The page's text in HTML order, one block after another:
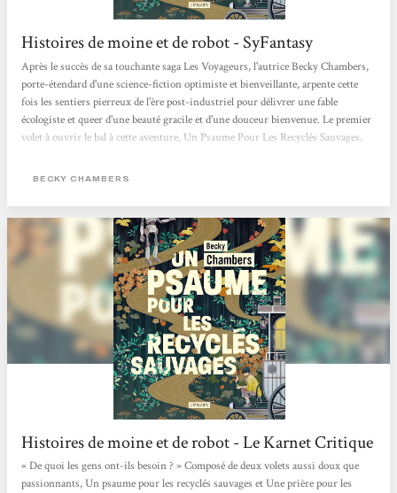
Histoires de moine et de robot - SyFantasy
Après le succès de sa touchante saga Les Voyageurs, l'autrice Becky Chambers,
porte-étendard d'une science-fiction optimiste et bienveillante, arpente cette
fois les sentiers pierreux de l'ère post-industriel pour délivrer une fable
écologiste et queer d'une beauté gracile et d'une douceur bienvenue. Le premier
volet à ouvrir le bal à cette aventure, Un Psaume Pour Les Recyclés Sauvages,
n'a jamais été aussi bien représenté que sous la plume de Chambers. L'altérité
BECKY CHAMBERS
Histoires de moine et de robot - Le Karnet Critique
« De quoi les gens ont-ils besoin ? » Composé de deux volets aussi doux que
passionnants, Un psaume pour les recyclés sauvages et Une prière pour les